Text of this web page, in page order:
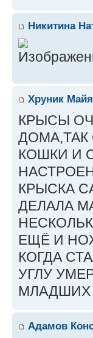
Никитина
Хруник Майя
КРЫСЫ
КОШКИ И
КРЫСКА
ДЕЛАЛА
ЕЩЁ И
КОГДА
УГЛУ
МЛАДШИХ
Адамов